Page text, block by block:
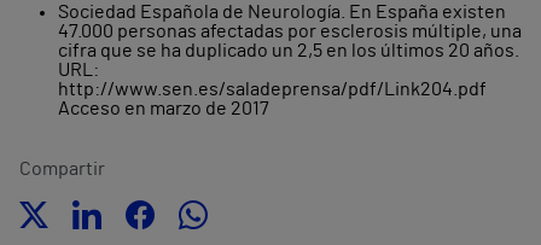
Sociedad Española de Neurología. En España existen
47.000 personas afectadas por esclerosis múltiple, una
cifra que se ha duplicado un 2,5 en los últimos 20 años.
URL:
http://www.sen.es/saladeprensa/pdf/Link204.pdf
Acceso en marzo de 2017
Compartir